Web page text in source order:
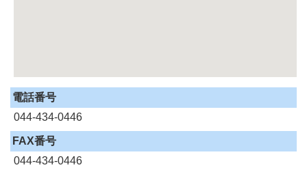
電話番号
044-434-0446
FAX番号
044-434-0446